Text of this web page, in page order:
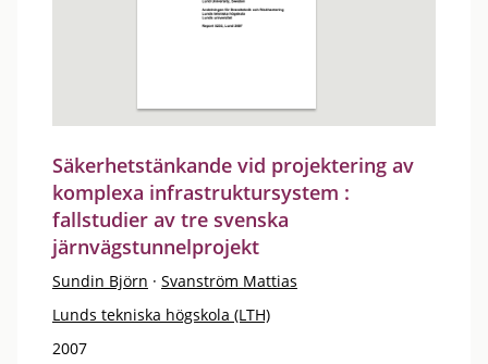
Säkerhetstänkande vid projektering av
komplexa infrastruktursystem :
fallstudier av tre svenska
järnvägstunnelprojekt
Sundin Björn · Svanström Mattias
Lunds tekniska högskola (LTH)
2007